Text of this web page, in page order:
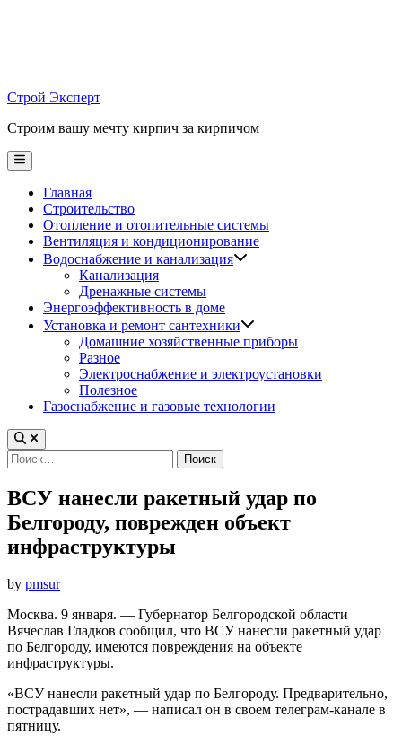
Строй Эксперт
Строим вашу мечту кирпич за кирпичом
Main
Menu
Главная
Строительство
Отопление и отопительные системы
Вентиляция и кондиционирование
Водоснабжение и канализация
Канализация
Дренажные системы
Энергоэффективность в доме
Установка и ремонт сантехники
Домашние хозяйственные приборы
Разное
Электроснабжение и электроустановки
Полезное
Газоснабжение и газовые технологии
Найти:
ВСУ нанесли ракетный удар по
Белгороду, поврежден объект
инфраструктуры
by pmsur
Москва. 9 января. — Губернатор Белгородской области
Вячеслав Гладков сообщил, что ВСУ нанесли ракетный удар
по Белгороду, имеются повреждения на объекте
инфраструктуры.
«ВСУ нанесли ракетный удар по Белгороду. Предварительно,
пострадавших нет», — написал он в своем телеграм-канале в
пятницу.